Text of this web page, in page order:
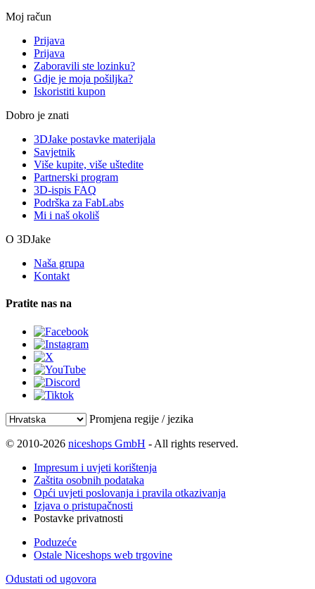
Moj račun
Prijava
Prijava
Zaboravili ste lozinku?
Gdje je moja pošiljka?
Iskoristiti kupon
Dobro je znati
3DJake postavke materijala
Savjetnik
Više kupite, više uštedite
Partnerski program
3D-ispis FAQ
Podrška za FabLabs
Mi i naš okoliš
O 3DJake
Naša grupa
Kontakt
Pratite nas na
Promjena regije / jezika
© 2010-2026 niceshops GmbH - All rights reserved.
Impresum i uvjeti korištenja
Zaštita osobnih podataka
Opći uvjeti poslovanja i pravila otkazivanja
Izjava o pristupačnosti
Postavke privatnosti
Poduzeće
Ostale Niceshops web trgovine
Odustati od ugovora